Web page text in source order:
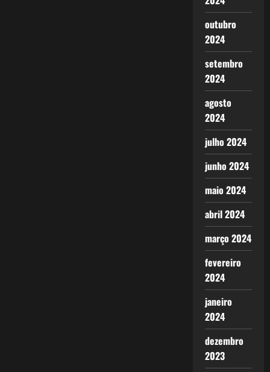
outubro
2024
setembro
2024
agosto
2024
julho 2024
junho 2024
maio 2024
abril 2024
março 2024
fevereiro
2024
janeiro
2024
dezembro
2023